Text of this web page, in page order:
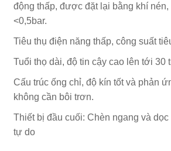
động thấp, được đặt lại bằng khí nén,
<0,5bar.
Tiêu thụ điện năng thấp, công suất
Tuổi thọ dài, độ tin cậy cao lên tới 30
Cấu trúc ống chỉ, độ kín tốt và phản
không cần bôi trơn.
Thiết bị đầu cuối: Chèn ngang và
tự do